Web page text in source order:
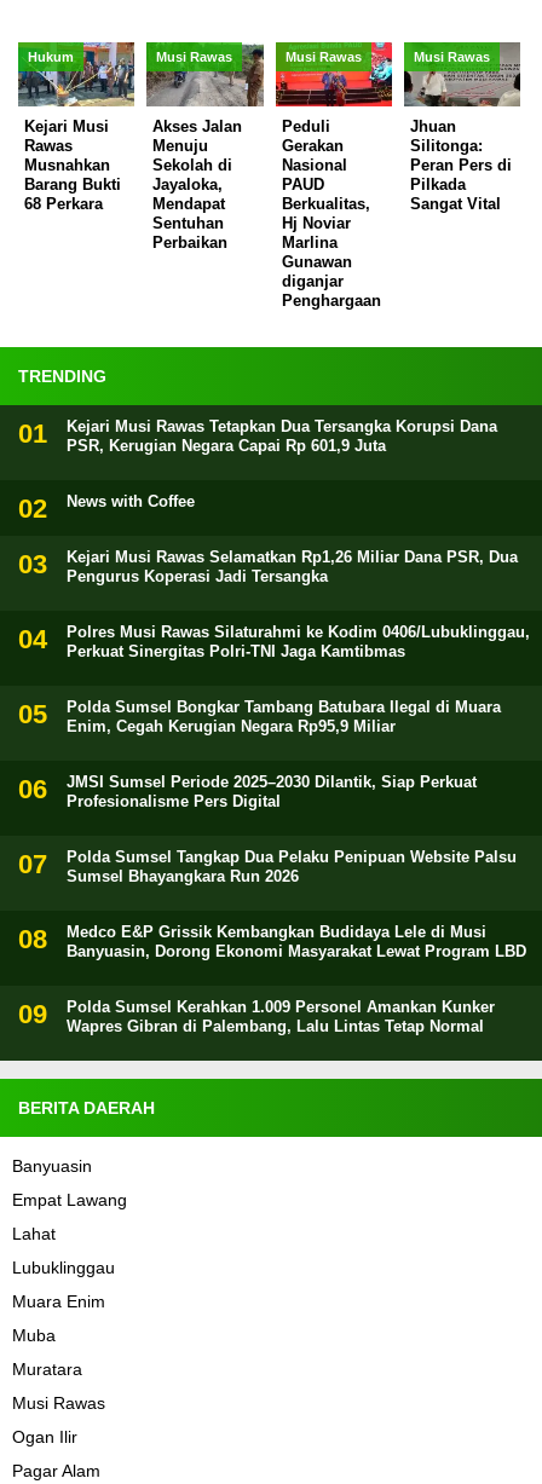
Hukum
Kejari Musi
Rawas
Musnahkan
Barang Bukti
68 Perkara
Musi Rawas
Akses Jalan
Menuju
Sekolah di
Jayaloka,
Mendapat
Sentuhan
Perbaikan
Musi Rawas
Peduli
Gerakan
Nasional
PAUD
Berkualitas,
Hj Noviar
Marlina
Gunawan
diganjar
Penghargaan
Musi Rawas
Jhuan
Silitonga:
Peran Pers di
Pilkada
Sangat Vital
TRENDING
Kejari Musi Rawas Tetapkan Dua Tersangka Korupsi Dana
PSR, Kerugian Negara Capai Rp 601,9 Juta
News with Coffee
Kejari Musi Rawas Selamatkan Rp1,26 Miliar Dana PSR, Dua
Pengurus Koperasi Jadi Tersangka
Polres Musi Rawas Silaturahmi ke Kodim 0406/Lubuklinggau,
Perkuat Sinergitas Polri-TNI Jaga Kamtibmas
Polda Sumsel Bongkar Tambang Batubara Ilegal di Muara
Enim, Cegah Kerugian Negara Rp95,9 Miliar
JMSI Sumsel Periode 2025–2030 Dilantik, Siap Perkuat
Profesionalisme Pers Digital
Polda Sumsel Tangkap Dua Pelaku Penipuan Website Palsu
Sumsel Bhayangkara Run 2026
Medco E&P Grissik Kembangkan Budidaya Lele di Musi
Banyuasin, Dorong Ekonomi Masyarakat Lewat Program LBD
Polda Sumsel Kerahkan 1.009 Personel Amankan Kunker
Wapres Gibran di Palembang, Lalu Lintas Tetap Normal
BERITA DAERAH
Banyuasin
Empat Lawang
Lahat
Lubuklinggau
Muara Enim
Muba
Muratara
Musi Rawas
Ogan Ilir
Pagar Alam